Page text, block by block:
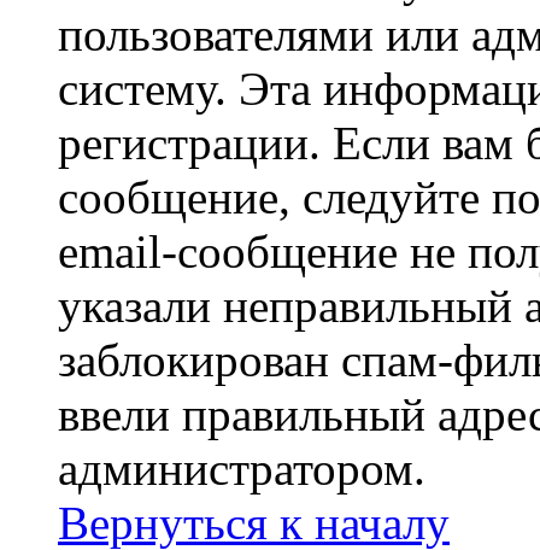
пользователями или
систему. Эта
регистрации. Если
сообщение, следуйте
email-сообщение не
указали неправильный
заблокирован спам-
ввели правильный
администратором.
Вернуться к началу